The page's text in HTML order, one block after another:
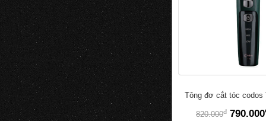
Tông đơ cắt tóc codos
820.000đ 790.000